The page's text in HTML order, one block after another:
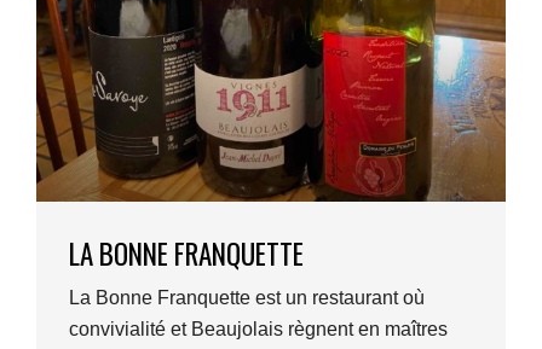
LA BONNE FRANQUETTE
La Bonne Franquette est un restaurant où
convivialité et Beaujolais règnent en maîtres